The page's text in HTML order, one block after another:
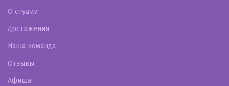
О студии
Достижения
Наша команда
Отзывы
Афиша